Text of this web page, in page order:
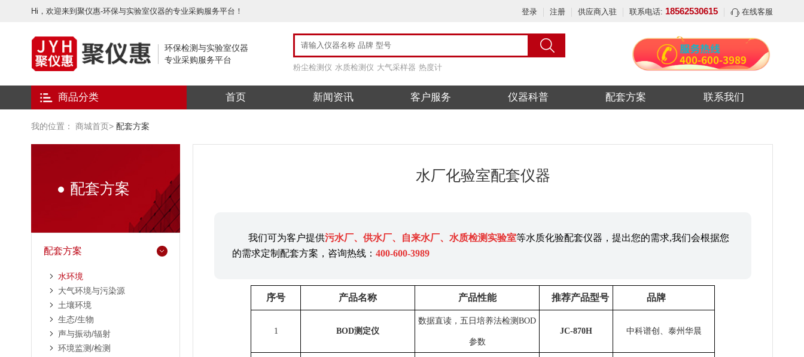
Hi，欢迎来到聚仪惠-环保与实验室仪器的专业采购服务平台！ 登录 注册 供应商入驻 联系电话: 18562530615 在线客服
环保检测与实验室仪器
专业采购服务平台
粉尘检测仪 水质检测仪 大气采样器 热度计
商品分类 首页 新闻资讯 客户服务 仪器科普 配套方案 联系我们
我的位置： 商城首页> 配套方案
配套方案
配套方案
水环境
大气环境与污染源
土壤环境
生态/生物
声与振动/辐射
环境监测/检测
水厂化验室配套仪器
我们可为客户提供污水厂、供水厂、自来水厂、水质检测实验室等水质化验配套仪器，提出您的需求,我们会根据您
的需求定制配套方案，咨询热线： 400-600-3989
序号 产品名称 产品性能 推荐产品型号 品牌
1 BOD测定仪
数据直读，五日培养法检测 BOD
参数
JC-870H 中科谱创、泰州华晨